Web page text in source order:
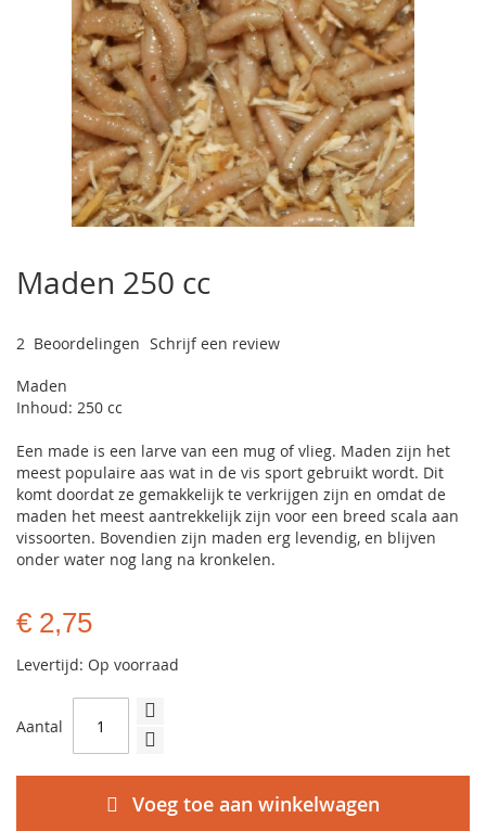
het
begin
de
gallerij
Maden 250 cc
2 Beoordelingen Schrijf een review
Maden
Inhoud: 250 cc
Een made is een larve van een mug of vlieg. Maden zijn het
meest populaire aas wat in de vis sport gebruikt wordt. Dit
komt doordat ze gemakkelijk te verkrijgen zijn en omdat de
maden het meest aantrekkelijk zijn voor een breed scala aan
vissoorten. Bovendien zijn maden erg levendig, en blijven
onder water nog lang na kronkelen.
€ 2,75
Levertijd: Op voorraad
Aantal
Voeg toe aan winkelwagen